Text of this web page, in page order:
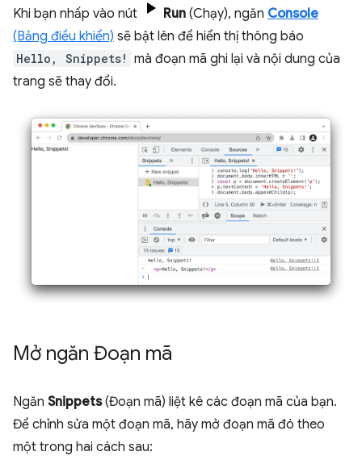
Khi bạn nhấp vào nút Run (Chạy), ngăn Console
(Bảng điều khiển) sẽ bật lên để hiển thị thông báo
Hello, Snippets! mà đoạn mã ghi lại và nội dung của
trang sẽ thay đổi.
Mở ngăn Đoạn mã
Ngăn Snippets(Đoạn mã) liệt kê các đoạn mã của bạn.
Để chỉnh sửa một đoạn mã, hãy mở đoạn mã đó theo
một trong hai cách sau: